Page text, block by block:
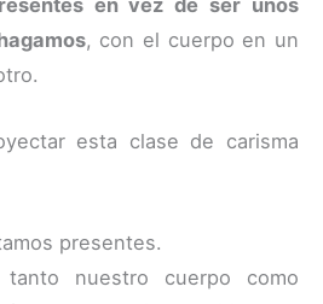
, con el cuerpo en un
esta clase de carisma
presentes.
nuestro cuerpo como